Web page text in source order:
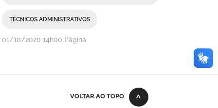
TÉCNICOS ADMINISTRATIVOS
publicado
01/10/2020 14h00 Página
VOLTAR AO TOPO